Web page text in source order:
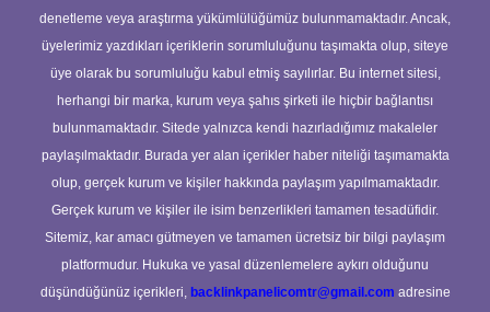
denetleme veya araştırma yükümlülüğümüz bulunmamaktadır. Ancak,
üyelerimiz yazdıkları içeriklerin sorumluluğunu taşımakta olup, siteye
üye olarak bu sorumluluğu kabul etmiş sayılırlar. Bu internet sitesi,
herhangi bir marka, kurum veya şahıs şirketi ile hiçbir bağlantısı
bulunmamaktadır. Sitede yalnızca kendi hazırladığımız makaleler
paylaşılmaktadır. Burada yer alan içerikler haber niteliği taşımamakta
olup, gerçek kurum ve kişiler hakkında paylaşım yapılmamaktadır.
Gerçek kurum ve kişiler ile isim benzerlikleri tamamen tesadüfidir.
Sitemiz, kar amacı gütmeyen ve tamamen ücretsiz bir bilgi paylaşım
platformudur. Hukuka ve yasal düzenlemelere aykırı olduğunu
düşündüğünüz içerikleri, backlinkpanelicomtr@gmail.com adresine